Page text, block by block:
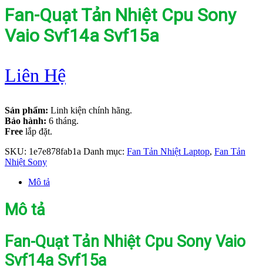
Fan-Quạt Tản Nhiệt Cpu Sony
Vaio Svf14a Svf15a
Liên Hệ
Sản phẩm: Linh kiện chính hãng.
Bảo hành: 6 tháng.
Free lắp đặt.
SKU: 1e7e878fab1a Danh mục: Fan Tản Nhiệt Laptop, Fan Tản
Nhiệt Sony
Mô tả
Mô tả
Fan-Quạt Tản Nhiệt Cpu Sony Vaio
Svf14a Svf15a